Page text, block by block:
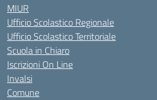
MIUR
Ufficio Scolastico Regionale
Ufficio Scolastico Territoriale
Scuola in Chiaro
Iscrizioni On Line
Invalsi
Comune